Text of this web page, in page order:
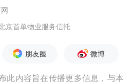
京首单物业服务信托
朋友圈 微博
此内容旨在传播更多信息，与本